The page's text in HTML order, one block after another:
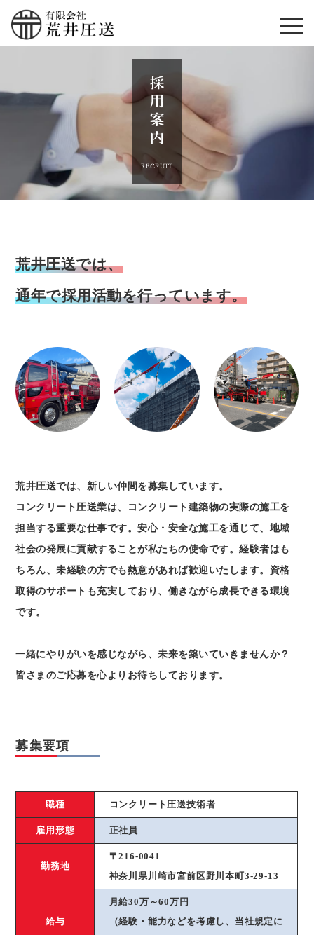
荒井圧送では、
通年で採用活動を行っています。
荒井圧送では、新しい仲間を募集しています。
コンクリート圧送業は、コンクリート建築物の実際の施工を
担当する重要な仕事です。安心・安全な施工を通じて、地域
社会の発展に貢献することが私たちの使命です。経験者はも
ちろん、未経験の方でも熱意があれば歓迎いたします。資格
取得のサポートも充実しており、働きながら成長できる環境
です。
一緒にやりがいを感じながら、未来を築いていきませんか？
皆さまのご応募を心よりお待ちしております。
募集要項
職種 コンクリート圧送技術者
雇用形態 正社員
勤務地
〒216-0041
神奈川県川崎市宮前区野川本町3-29-13
給与
月給30万～60万円
（経験・能力などを考慮し、当社規定に